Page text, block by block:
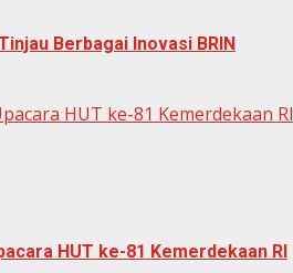
Berbagai Inovasi BRIN
HUT ke-81 Kemerdekaan RI
HUT ke-81 Kemerdekaan RI